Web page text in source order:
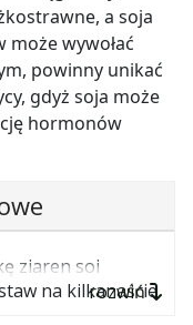
a soja
może wywołać
powinny unikać
gdyż soja może
hormonów
ziaren soi
na kilkanaście
rozwiń